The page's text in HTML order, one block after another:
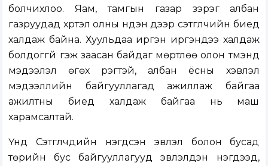
болчихлоо. Яам, тамгын газар зэрэг албан
газруудад хүртэл олны нүдэн дээр сэтгүүлчийн биед
халдаж байна. Хуульдаа иргэн иргэндээ халдаж
болдоггүй гэж заасан байдаг мөртлөө олон түмэнд
мэдээлэл өгөх үүрэгтэй, албан ёсны хэвлэл
мэдээллийн байгууллагад ажиллаж байгаа
ажилтны биед халдаж байгаа нь маш
харамсалтай.
Үүнд Сэтгүүлчдийн нэгдсэн эвлэл болон бусад
төрийн бус байгууллагууд эвлэлдэн нэгдээд,